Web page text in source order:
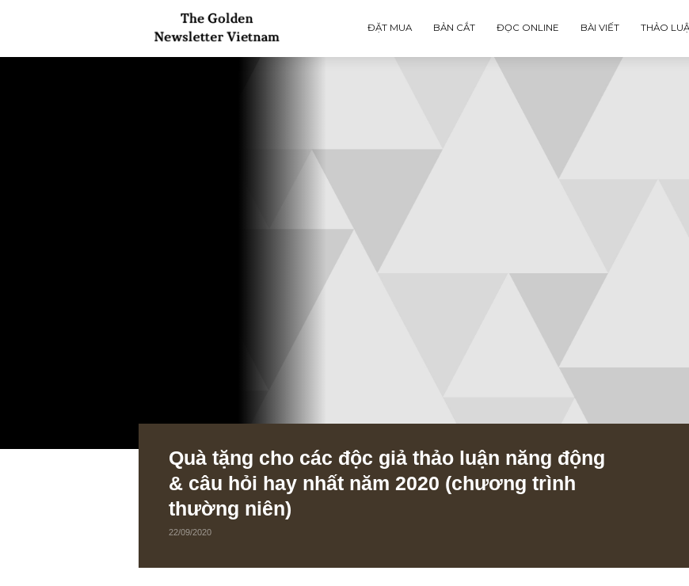
ĐẶT MUA BẢN CẮT ĐỌC ONLINE BÀI VIẾT
Quà tặng cho các độc giả thảo luận năng động
& câu hỏi hay nhất năm 2020 (chương trình
thường niên)